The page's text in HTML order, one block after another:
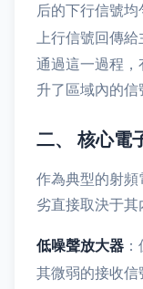
后的下行信號
上行信號回傳給
通過這一過程
升了區域內的信
二、 核心電
作為典型的射
劣直接取決于其
低噪聲放大器
其微弱的接收